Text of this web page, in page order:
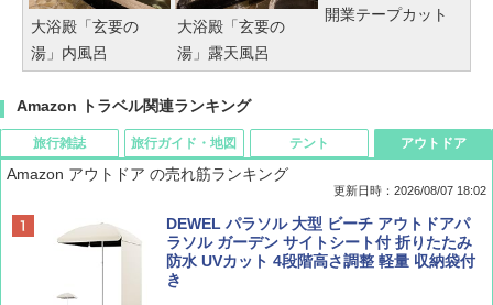
大浴殿「玄要の
湯」内風呂
大浴殿「玄要の
湯」露天風呂
開業テープカット
Amazon トラベル関連ランキング
旅行雑誌
ディズニーファン ２０２６年 ９月号 [雑
誌] (ＤＩＳＮＥＹ ＦＡＮ)
￥713
旅行ガイド・地図
僕が見た未来【完全版】
￥0
テント
[キャンパーズコレクション 山善] ポップアッ
プテント 傘みたいに広げて畳める パッとサ
ッとサンシェード キューブ フルクローズ メ
ッシュ 簡単設置 ワンタッチテント キャンプ
アウトドア
Amazon アウトドア の売れ筋ランキング
更新日時：2026/08/07 18:02
DEWEL パラソル 大型 ビーチ アウトドアパ
ラソル ガーデン サイトシート付 折りたたみ
防水 UVカット 4段階高さ調整 軽量 収納袋付
き